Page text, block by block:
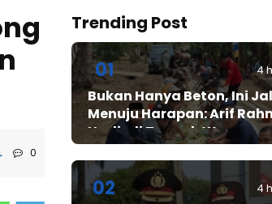
0
Trending Post
01 4
Bukan Hanya Beton, Ini
Menuju Harapan: Arif
Hadir di Tengah Warga
Cibadak
02 4